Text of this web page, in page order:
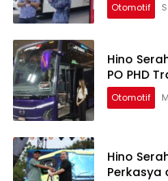
Otomotif
Hino
PO PHD
Otomotif
Hino
Perkasya